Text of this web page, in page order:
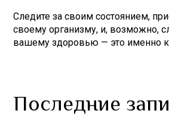
Следите за своим состоянием,
своему организму, и, возможно,
вашему здоровью — это именно
Последние